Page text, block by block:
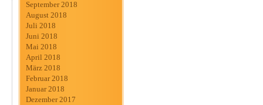
September 2018
August 2018
Juli 2018
Juni 2018
Mai 2018
April 2018
März 2018
Februar 2018
Januar 2018
Dezember 2017